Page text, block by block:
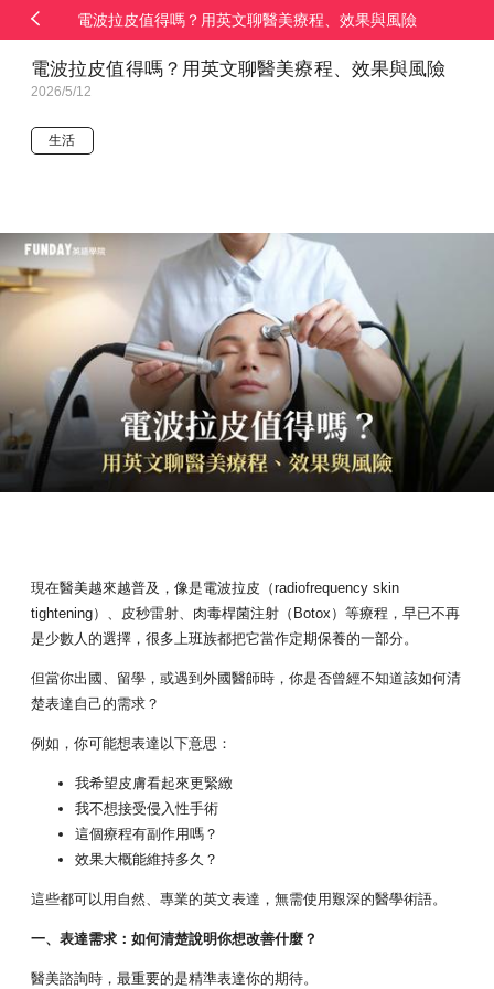
電波拉皮值得嗎？用英文聊醫美療程、效果與風險
電波拉皮值得嗎？用英文聊醫美療程、效果與風險
2026/5/12
生活
現在醫美越來越普及，像是電波拉皮（radiofrequency skin
tightening）、皮秒雷射、肉毒桿菌注射（Botox）等療程，早已不再
是少數人的選擇，很多上班族都把它當作定期保養的一部分。
但當你出國、留學，或遇到外國醫師時，你是否曾經不知道該如何清
楚表達自己的需求？
例如，你可能想表達以下意思：
我希望皮膚看起來更緊緻
我不想接受侵入性手術
這個療程有副作用嗎？
效果大概能維持多久？
這些都可以用自然、專業的英文表達，無需使用艱深的醫學術語。
一、表達需求：如何清楚說明你想改善什麼 ？
醫美諮詢時，最重要的是精準表達你的期待。